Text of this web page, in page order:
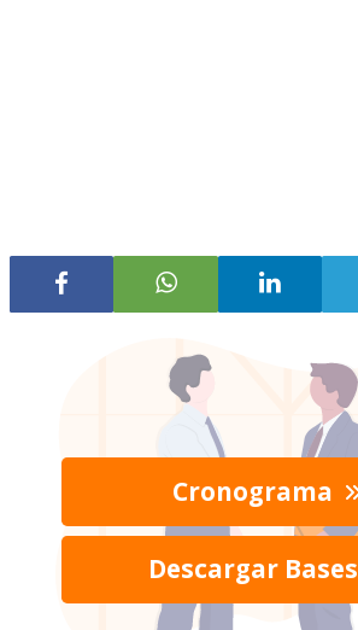
Cronograma
Descargar Bases